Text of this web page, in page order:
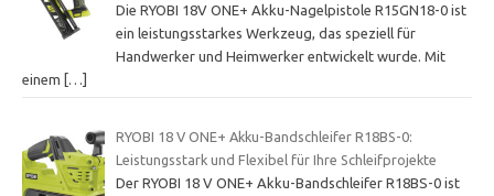
Die RYOBI 18V ONE+ Akku-Nagelpistole R15GN18-0 ist
ein leistungsstarkes Werkzeug, das speziell für
Handwerker und Heimwerker entwickelt wurde. Mit
einem
[…]
RYOBI 18 V ONE+ Akku-Bandschleifer R18BS-0:
Leistungsstark und Flexibel für Ihre Schleifprojekte
Der RYOBI 18 V ONE+ Akku-Bandschleifer R18BS-0 ist